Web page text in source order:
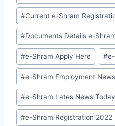
#Current e-Shram
#Documents Details e-
#e-Shram Apply Here #
#e-Shram Employment News
#e-Shram Lates News Today
#e-Shram Registration 2022